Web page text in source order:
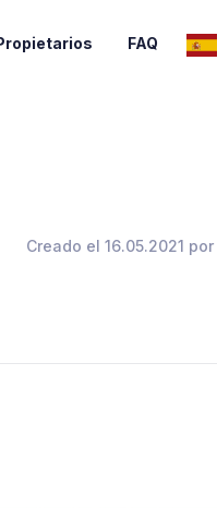
FAQ
Creado el 16.05.2021 por